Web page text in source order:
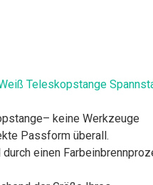
Teleskopstange
keine Werkzeuge
Passform überall.
einen